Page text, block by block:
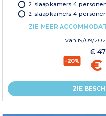
2 slaapkamers 4
2 slaapkamers 4 personen
ZIE MEER
van 19/09/
-20%
€
€
ZIE